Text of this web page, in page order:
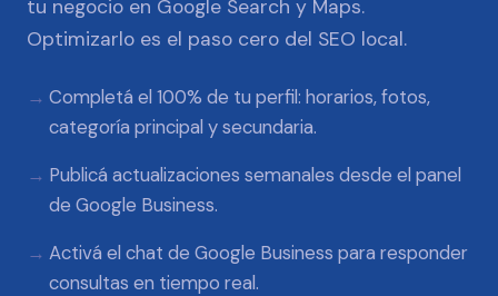
tu negocio en Google Search y Maps.
Optimizarlo es el paso cero del SEO local.
Completá el 100% de tu perfil: horarios, fotos,
categoría principal y secundaria.
Publicá actualizaciones semanales desde el panel
de Google Business.
Activá el chat de Google Business para responder
consultas en tiempo real.